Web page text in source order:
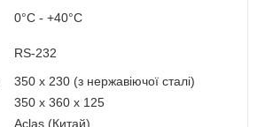
0°C - +40°C
RS-232
350 x 230 (з нержавіючої сталі)
350 x 360 x 125
Aclas (Китай)